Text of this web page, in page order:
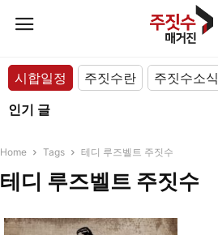
시합일정 주짓수란 주짓수소식
인기 글
Home Tags 테디 루즈벨트 주짓수
테디 루즈벨트 주짓수